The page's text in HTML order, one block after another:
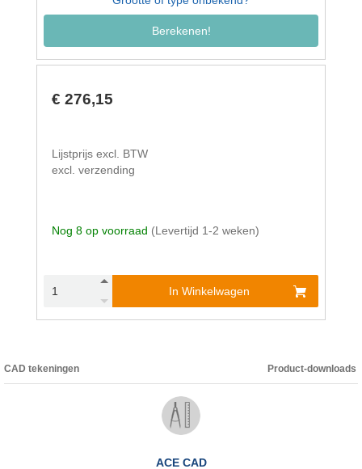
Berekenen!
€ 276,15
Lijstprijs excl. BTW
excl. verzending
Nog 8 op voorraad (Levertijd 1-2 weken)
In Winkelwagen
CAD tekeningen Product-downloads
ACE CAD